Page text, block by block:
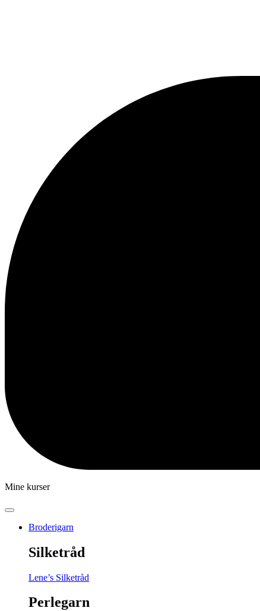
Mine kurser
Broderigarn
Silketråd
Lene’s Silketråd
Perlegarn